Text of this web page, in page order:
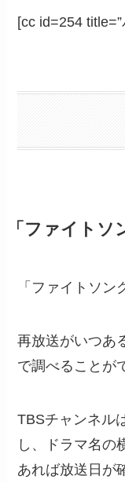
[cc id=254
「ファイトソ
「ファイトソン
再放送がいつあ
で調べることが
TBSチャンネル
し、ドラマ名の
あれば放送日が